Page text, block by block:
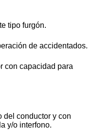
tipo furgón.
de accidentados.
con capacidad para
del conductor y con
y/o interfono.